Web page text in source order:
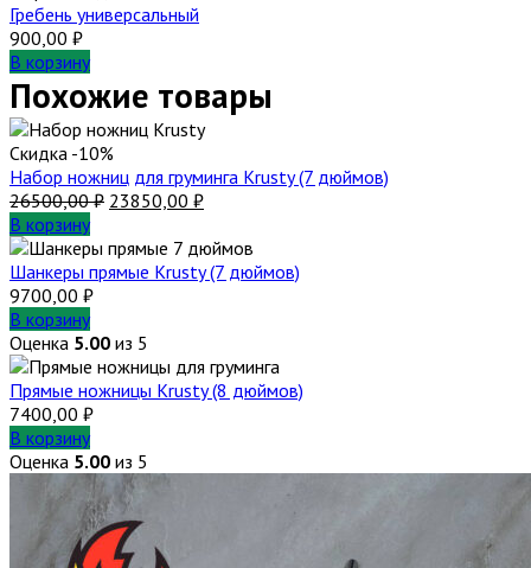
Гребень универсальный
900,00 ₽
В корзину
Похожие товары
Скидка -10%
Набор ножниц для груминга Krusty (7 дюймов)
26500,00₽ Первоначальная
составляла
26500,00 ₽.
23850,00 ₽Текущая
23850,00 ₽.
В корзину
Шанкеры прямые Krusty (7 дюймов)
9700,00 ₽
В корзину
Оценка 5.00 из 5
Прямые ножницы Krusty (8 дюймов)
7400,00 ₽
В корзину
Оценка 5.00 из 5